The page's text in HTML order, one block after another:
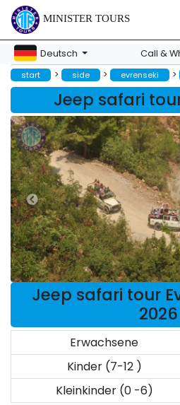
MINISTER TOURS
Deutsch Call &
start > side > evrenseki >
Jeep safari
Jeep safari tour
2026
Erwachsene
Kinder (7-12 )
Kleinkinder (0 -6)